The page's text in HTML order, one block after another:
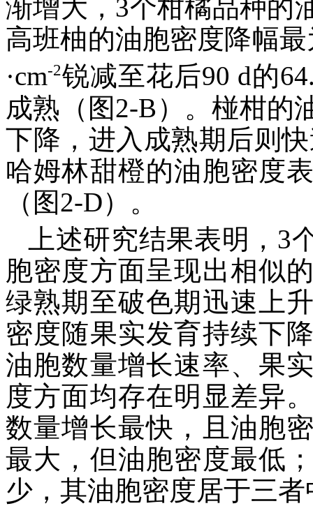
渐增大，3个柑橘品种的
高班柚的油胞密度降幅
·cm-2锐减至花后90 d的
成熟（图2-B）。椪柑的
下降，进入成熟期后则
哈姆林甜橙的油胞密度
（图2-D）。
上述研究结果表明，3
胞密度方面呈现出相似
绿熟期至破色期迅速上
密度随果实发育持续下
油胞数量增长速率、果
度方面均存在明显差异
数量增长最快，且油胞
最大，但油胞密度最低
少，其油胞密度居于三